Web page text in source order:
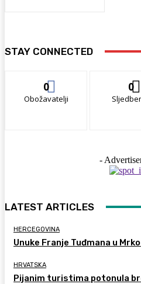
STAY CONNECTED
0
Obožavatelji
0
-
LATEST ARTICLES
HERCEGOVINA
Unuke Franje Tuđmana u
HRVATSKA
Pijanim turistima potonula